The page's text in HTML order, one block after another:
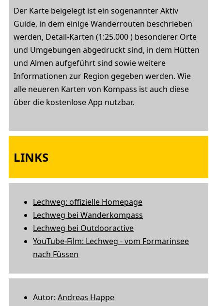
Der Karte beigelegt ist ein sogenannter Aktiv
Guide, in dem einige Wanderrouten beschrieben
werden, Detail-Karten (1:25.000 ) besonderer Orte
und Umgebungen abgedruckt sind, in dem Hütten
und Almen aufgeführt sind sowie weitere
Informationen zur Region gegeben werden. Wie
alle neueren Karten von Kompass ist auch diese
über die kostenlose App nutzbar.
LINKS
Lechweg: offizielle Homepage
Lechweg bei Wanderkompass
Lechweg bei Outdooractive
YouTube-Film: Lechweg - vom Formarinsee
nach Füssen
Autor: Andreas Happe